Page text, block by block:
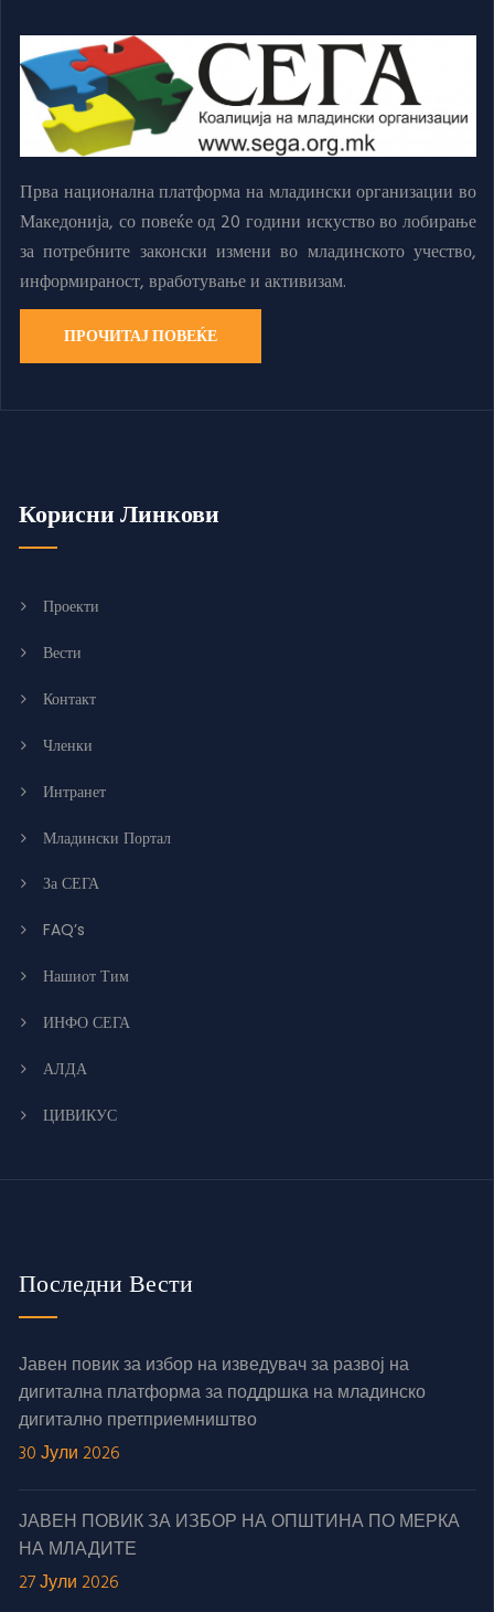
Прва национална платформа на младински организации во
Македонија, со повеќе од 20 години искуство во лобирање
за потребните законски измени во младинското учество,
информираност, вработување и активизам.
ПРОЧИТАЈ ПОВЕЌЕ
Корисни Линкови
Проекти
Вести
Контакт
Членки
Интранет
Младински Портал
За СЕГА
FAQ’s
Нашиот Тим
ИНФО СЕГА
АЛДА
ЦИВИКУС
Последни Вести
Јавен повик за избор на изведувач за развој на
дигитална платформа за поддршка на младинско
дигитално претприемништво
30 Јули 2026
ЈАВЕН ПОВИК ЗА ИЗБОР НА ОПШТИНА ПО МЕРКА
НА МЛАДИТЕ
27 Јули 2026